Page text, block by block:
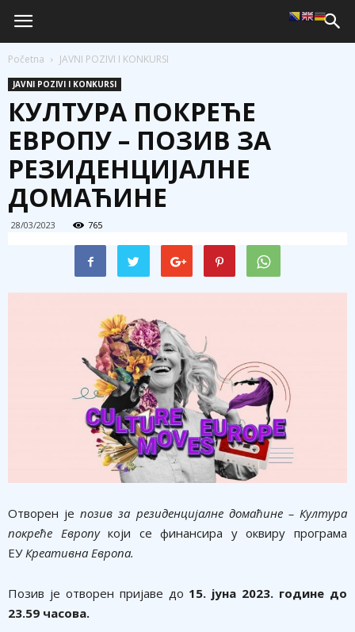
Početna JAVNI POZIVI I KONKURSI
JAVNI POZIVI I KONKURSI
КУЛТУРА ПОКРЕЋЕ
ЕВРОПУ – ПОЗИВ ЗА
РЕЗИДЕНЦИЈАЛНЕ
ДОМАЋИНЕ
28/03/2023 765
Отворен јепозивза резиденцијалне домаћине– Култура
покреће Европукоји се финансира у оквиру програма
ЕУ Креативна Европа.
Позив је отворен пријаве до 15. јуна 2023. године до
23.59 часова.